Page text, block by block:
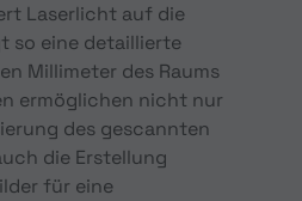
Laserlicht auf die
so eine detaillierte
Millimeter des Raums
ermöglichen nicht nur
des gescannten
die Erstellung
für eine